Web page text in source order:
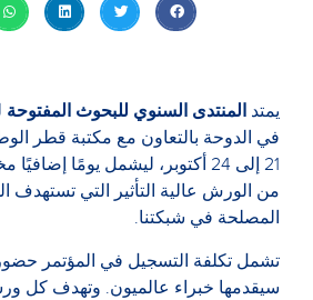
يمتد المنتدى السنوي للبحوث المفتوحة
في الدوحة بالتعاون مع مكتبة قطر
21 إلى 24 أكتوبر، ليشمل يومًا
من الورش عالية التأثير التي
المصلحة في شبكتنا.
تشمل تكلفة التسجيل في المؤتمر
سيقدمها خبراء عالميون. وتهدف كل